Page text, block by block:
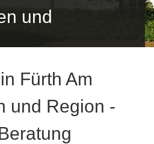
und
Fürth Am
und Region -